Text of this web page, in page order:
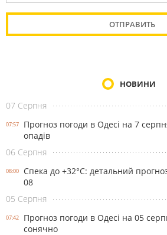
НОВИНИ
07 Серпня
07:57
Прогноз погоди в Одесі на 7
опадів
06 Серпня
08:00
Спека до +32°С: детальний
08
05 Серпня
07:42
Прогноз погоди в Одесі на 05
сонячно